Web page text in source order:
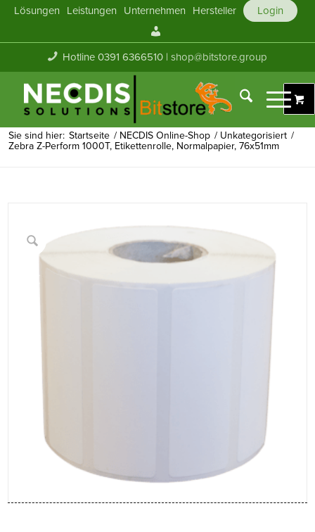
Lösungen Leistungen Unternehmen Hersteller
Login
Konto
Hotline 0391 6366510 |shop@bitstore.group
Sie sind hier: Startseite / NECDIS Online-Shop / Unkategorisiert /
Zebra Z-Perform 1000T, Etikettenrolle, Normalpapier, 76x51mm